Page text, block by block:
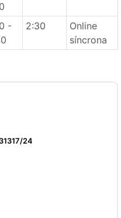
-
2:30
Online
síncrona
24